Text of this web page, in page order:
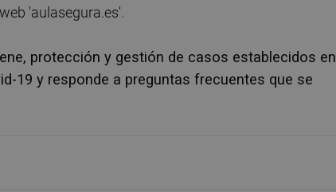
'aulasegura.es'.
protección y gestión de casos establecidos en
19 y responde a preguntas frecuentes que se